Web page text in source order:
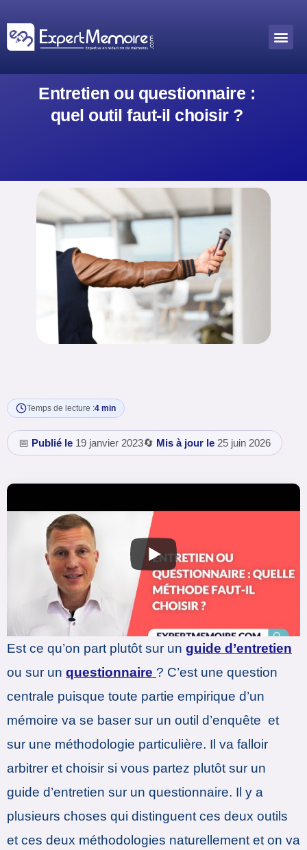
au
contenu
Entretien ou questionnaire :
quel outil faut-il choisir ?
Temps de lecture :4 min
📅 Publié le 19 janvier 2023🔄 Mis à jour le 25 juin 2026
Est ce qu’on part plutôt sur un guide d’entretien
ou sur un questionnaire ? C’est une question
centrale puisque toute partie empirique d’un
mémoire va se baser sur un outil d’enquête et
sur une méthodologie particulière. Il va falloir
arbitrer et choisir si vous partez plutôt sur un
guide d’entretien sur un questionnaire. Il y a
plusieurs choses qui distinguent ces deux outils
et ces deux méthodologies naturellement et on va